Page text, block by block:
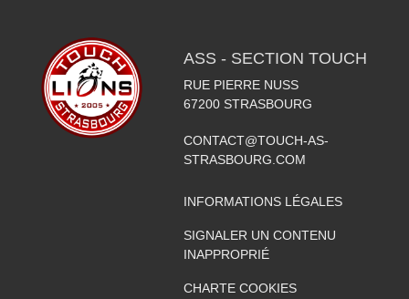
ASS - SECTION TOUCH
RUE PIERRE NUSS
67200 STRASBOURG
CONTACT@TOUCH-AS-
STRASBOURG.COM
INFORMATIONS LÉGALES
SIGNALER UN CONTENU
INAPPROPRIÉ
CHARTE COOKIES